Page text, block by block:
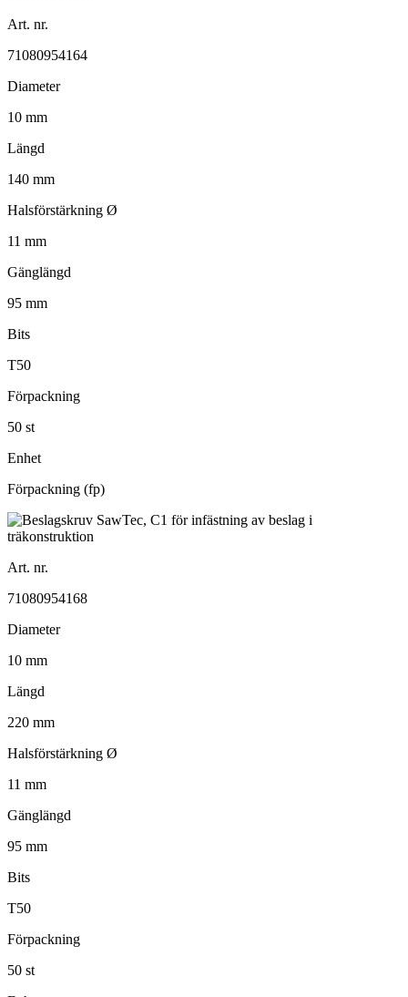
Art. nr.
71080954164
Diameter
10 mm
Längd
140 mm
Halsförstärkning Ø
11 mm
Gänglängd
95 mm
Bits
T50
Förpackning
50 st
Enhet
Förpackning (fp)
Art. nr.
71080954168
Diameter
10 mm
Längd
220 mm
Halsförstärkning Ø
11 mm
Gänglängd
95 mm
Bits
T50
Förpackning
50 st